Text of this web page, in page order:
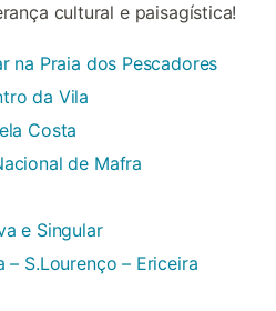
cultural e paisagística!
na Praia dos Pescadores
da Vila
Costa
de Mafra
e Singular
– S.Lourenço – Ericeira